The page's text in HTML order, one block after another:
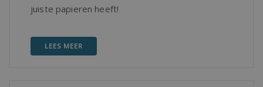
juiste papieren heeft!
LEES MEER